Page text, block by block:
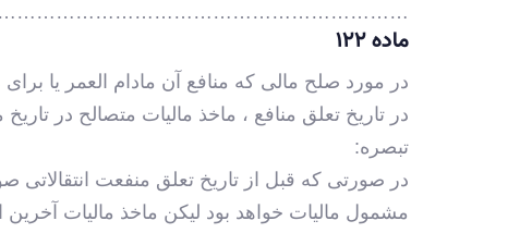
ماده ۱۲۲
در مورد صلح مالی که منافع آن مادام العمر یا
در تاریخ تعلق منافع ، ماخذ مالیات متصالح در
تبصره:
در صورتی که قبل از تاریخ تعلق منفعت
مشمول مالیات خواهد بود لیکن ماخذ مالیات آخرین